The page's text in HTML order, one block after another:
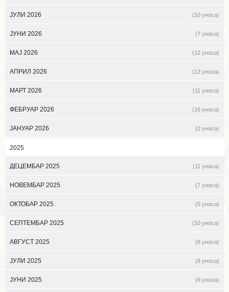
ЈУЛИ 2026 (10 уноса)
ЈУНИ 2026 (7 уноса)
МАЈ 2026 (12 уноса)
АПРИЛ 2026 (12 уноса)
МАРТ 2026 (11 уноса)
ФЕБРУАР 2026 (16 уноса)
ЈАНУАР 2026 (2 уноса)
2025
ДЕЦЕМБАР 2025 (11 уноса)
НОВЕМБАР 2025 (7 уноса)
ОКТОБАР 2025 (5 уноса)
СЕПТЕМБАР 2025 (10 уноса)
АВГУСТ 2025 (8 уноса)
ЈУЛИ 2025 (8 уноса)
ЈУНИ 2025 (6 уноса)